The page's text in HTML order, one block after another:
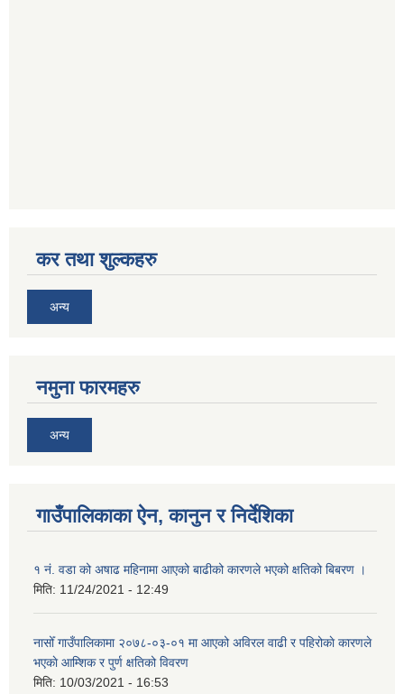
कर तथा शुल्कहरु
अन्य
नमुना फारमहरु
अन्य
गाउँपालिकाका ऐन, कानुन र निर्देशिका
१ नं. वडा को अषाढ महिनामा आएको बाढीको कारणले भएको क्षतिको बिबरण ।
मिति: 11/24/2021 - 12:49
नासोँ गाउँपालिकामा २०७८-०३-०१ मा आएको अविरल वाढी र पहिरोकाे कारणले
भएकाे आम्शिक र पुर्ण क्षतिको विवरण
मिति: 10/03/2021 - 16:53